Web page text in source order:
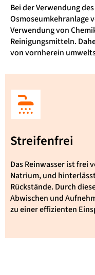
Streifenfrei
Das Reinwasser ist frei
Natrium, und
Rückstände. Durch
Abwischen und
zu einer effizienten
Bei der Verwendung
Osmoseumkehranlage
Verwendung von
Reinigungsmitteln.
von vornherein